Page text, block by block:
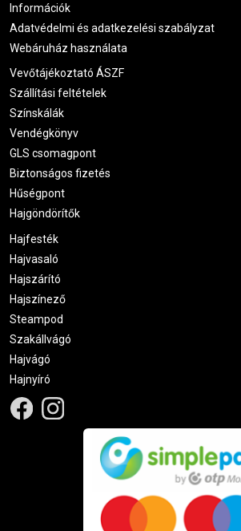
Információk
Adatvédelmi és adatkezelési szabályzat
Webáruház használata
Vevőtájékoztató ÁSZF
Szállítási feltételek
Színskálák
Vendégkönyv
GLS csomagpont
Biztonságos fizetés
Hűségpont
Hajgöndörítők
Hajfesték
Hajvasaló
Hajszárító
Hajszínező
Steampod
Szakállvágó
Hajvágó
Hajnyíró